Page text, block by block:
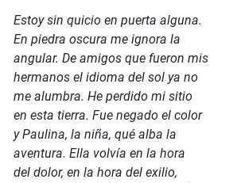
Estoy sin quicio en puerta alguna.
En piedra oscura me ignora la
angular. De amigos que fueron mis
hermanos el idioma del sol ya no
me alumbra. He perdido mi sitio
en esta tierra. Fue negado el color
y Paulina, la niña, qué alba la
aventura. Ella volvía en la hora
del dolor, en la hora del exilio,